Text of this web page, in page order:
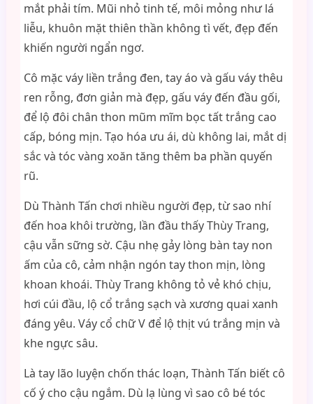
mắt phải tím. Mũi nhỏ tinh tế, môi mỏng như lá
liễu, khuôn mặt thiên thần không tì vết, đẹp đến
khiến người ngẩn ngơ.
Cô mặc váy liền trắng đen, tay áo và gấu váy thêu
ren rỗng, đơn giản mà đẹp, gấu váy đến đầu gối,
để lộ đôi chân thon mũm mĩm bọc tất trắng cao
cấp, bóng mịn. Tạo hóa ưu ái, dù không lai, mắt dị
sắc và tóc vàng xoăn tăng thêm ba phần quyến
rũ.
Dù Thành Tấn chơi nhiều người đẹp, từ sao nhí
đến hoa khôi trường, lần đầu thấy Thùy Trang,
cậu vẫn sững sờ. Cậu nhẹ gảy lòng bàn tay non
ấm của cô, cảm nhận ngón tay thon mịn, lòng
khoan khoái. Thùy Trang không tỏ vẻ khó chịu,
hơi cúi đầu, lộ cổ trắng sạch và xương quai xanh
đáng yêu. Váy cổ chữ V để lộ thịt vú trắng mịn và
khe ngực sâu.
Là tay lão luyện chốn thác loạn, Thành Tấn biết cô
cố ý cho cậu ngắm. Dù lạ lùng vì sao cô bé tóc